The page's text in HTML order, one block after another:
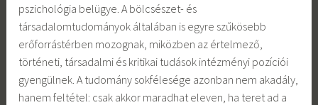
pszichológia belügye. A bölcsészet- és
társadalomtudományok általában is egyre szűkösebb
erőforrástérben mozognak, miközben az értelmező,
történeti, társadalmi és kritikai tudások intézményi pozíciói
gyengülnek. A tudomány sokfélesége azonban nem akadály,
hanem feltétel: csak akkor maradhat eleven, ha teret ad a